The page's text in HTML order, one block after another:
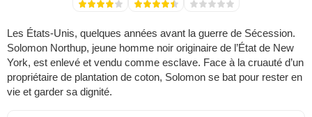
Les États-Unis, quelques années avant la guerre de Sécession.
Solomon Northup, jeune homme noir originaire de l’État de New
York, est enlevé et vendu comme esclave. Face à la cruauté d’un
propriétaire de plantation de coton, Solomon se bat pour rester en
vie et garder sa dignité.